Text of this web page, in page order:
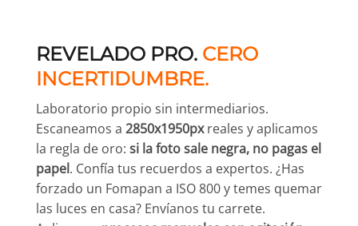
REVELADO PRO. CERO
INCERTIDUMBRE.
Laboratorio propio sin intermediarios.
Escaneamos a 2850x1950pxreales y aplicamos
la regla de oro: si la foto sale negra, no pagas el
papel. Confía tus recuerdos a expertos. ¿Has
forzado un Fomapan a ISO 800 y temes quemar
las luces en casa? Envíanos tu carrete.